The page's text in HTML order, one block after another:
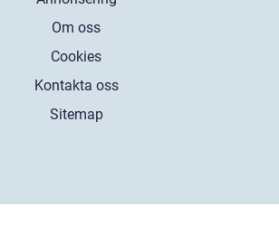
Om oss
Cookies
Kontakta oss
Sitemap